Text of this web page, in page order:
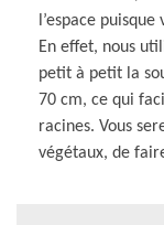
l’espace
En effet, nous
petit à petit la
70 cm, ce qui
racines. Vous
végétaux, de